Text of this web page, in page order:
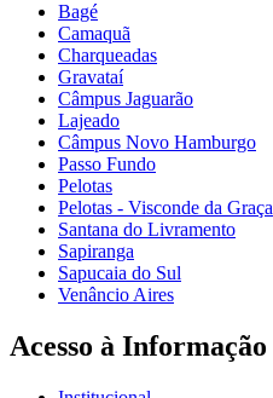
Bagé
Camaquã
Charqueadas
Gravataí
Câmpus Jaguarão
Lajeado
Câmpus Novo Hamburgo
Passo Fundo
Pelotas
Pelotas - Visconde da Graça
Santana do Livramento
Sapiranga
Sapucaia do Sul
Venâncio Aires
Acesso à Informação